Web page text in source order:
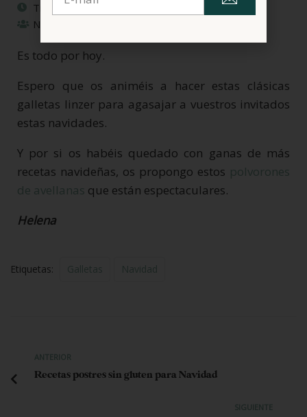
Tiempo Total: mínimo 4 horas
Nº raciones: 15 galletas (30 dobles)
Es todo por hoy.
Espero que os animéis a hacer estas clásicas
galletas linzer para agasajar a vuestros invitados
estas navidades.
Y por si os habéis quedado con ganas de más
recetas navideñas, os propongo estos polvorones
de avellanas que están espectaculares.
Helena
Etiquetas: Galletas Navidad
ANTERIOR
Recetas postres sin gluten para Navidad
SIGUIENTE